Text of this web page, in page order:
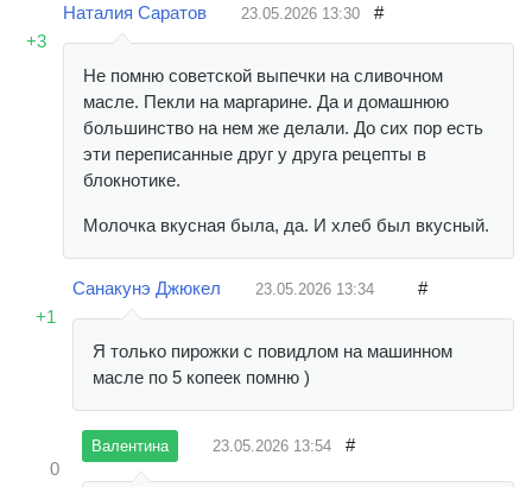
+3
Наталия Саратов 23.05.2026 13:30 #
Не помню советской выпечки на сливочном
масле. Пекли на маргарине. Да и домашнюю
большинство на нем же делали. До сих пор есть
эти переписанные друг у друга рецепты в
блокнотике.
Молочка вкусная была, да. И хлеб был вкусный.
+1
Санакунэ Джюкел 23.05.2026 13:34 #
Я только пирожки с повидлом на машинном
масле по 5 копеек помню )
0
Валентина 23.05.2026 13:54 #